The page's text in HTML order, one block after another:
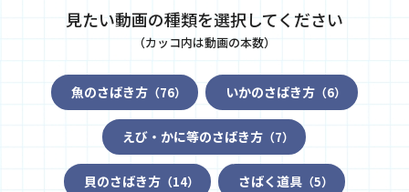
見たい動画の種類を選択してください
（カッコ内は動画の本数）
魚のさばき方（76） いかのさばき方（6）
えび・かに等のさばき方 （7）
貝のさばき方（14） さばく道具（5）